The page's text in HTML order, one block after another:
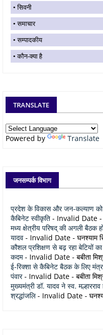
सिवनी
समाचार
सम्पादकीय
कौन-क्या है
TRANSLATE
Powered by Translate
जनसम्पर्क विभाग
प्रदेश के विकास और जन-कल्याण
कैबिनेट स्वीकृति - Invalid Date
मध्य क्षेत्रीय परिषद् की अगली बैठक
यादव - Invalid Date - घनश्याम
कौशल प्रशिक्षण से बढ़ रहा बेटियों
कदम- Invalid Date - बबीता
ई-रिक्शा से कैबिनेट बैठक के लिए
पंवार- Invalid Date - बबीता
मुख्यमंत्री डॉ. यादव ने स्व.
श्रद्धांजलि- Invalid Date -